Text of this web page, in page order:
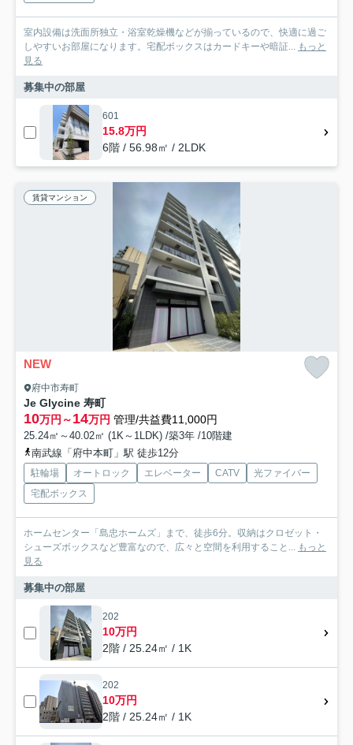
室内設備は洗面所独立・浴室乾燥機などが揃っているので、快適に過ご
しやすいお部屋になります。宅配ボックスはカードキーや暗証... もっと
見る
募集中の部屋
601
15.8万円
6階 / 56.98㎡ / 2LDK
賃貸マンション
NEW
府中市寿町
Je Glycine 寿町
10万円～14万円 管理/共益費11,000円
25.24㎡～40.02㎡ (1K～1LDK) /築3年 /10階建
南武線「府中本町」駅 徒歩12分
駐輪場 オートロック エレベーター CATV
光ファイバー
宅配ボックス
ホームセンター「島忠ホームズ」まで、徒歩6分。収納はクロゼット・
シューズボックスなど豊富なので、広々と空間を利用すること... もっと
見る
募集中の部屋
202
10万円
2階 / 25.24㎡ / 1K
202
10万円
2階 / 25.24㎡ / 1K